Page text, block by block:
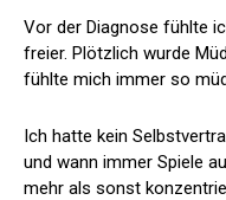
Vor der Diagnose fühlte
freier. Plötzlich wurde
fühlte mich immer so
Ich hatte kein
und wann immer Spiele
mehr als sonst